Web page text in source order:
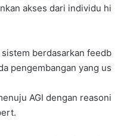
akses dari individu hi
berdasarkan feedb
pengembangan yang us
AGI dengan reasoni